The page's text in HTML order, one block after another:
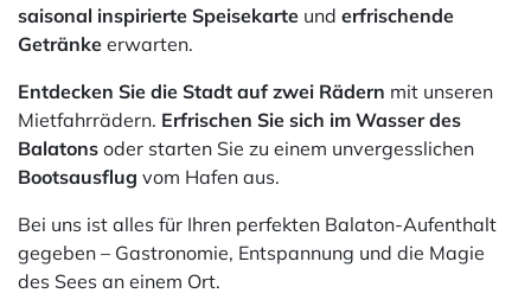
saisonal inspirierte Speisekarte und erfrischende
Getränke erwarten.
Entdecken Sie die Stadt auf zwei Rädern mit unseren
Mietfahrrädern. Erfrischen Sie sich im Wasser des
Balatons oder starten Sie zu einem unvergesslichen
Bootsausflug vom Hafen aus.
Bei uns ist alles für Ihren perfekten Balaton-Aufenthalt
gegeben – Gastronomie, Entspannung und die Magie
des Sees an einem Ort.